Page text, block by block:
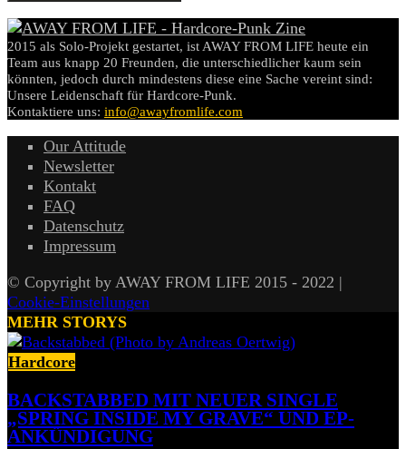
2015 als Solo-Projekt gestartet, ist AWAY FROM LIFE heute ein
Team aus knapp 20 Freunden, die unterschiedlicher kaum sein
könnten, jedoch durch mindestens diese eine Sache vereint sind:
Unsere Leidenschaft für Hardcore-Punk.
Kontaktiere uns: info@awayfromlife.com
Our Attitude
Newsletter
Kontakt
FAQ
Datenschutz
Impressum
© Copyright by AWAY FROM LIFE 2015 - 2022 |
Cookie-Einstellungen
MEHR STORYS
Hardcore
BACKSTABBED MIT NEUER SINGLE
„SPRING INSIDE MY GRAVE“ UND EP-
ANKÜNDIGUNG